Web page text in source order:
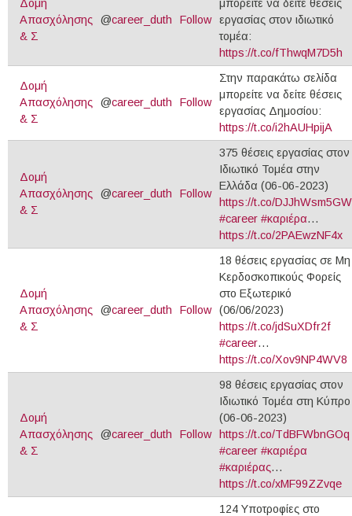
Δομή
Απασχόλησης
& Σ
@career_duth Follow
μπορείτε να δείτε θέσεις
εργασίας στον ιδιωτικό
τομέα:
https://t.co/fThwqM7D5h
Δομή
Απασχόλησης
& Σ
@career_duth Follow
Στην παρακάτω σελίδα
μπορείτε να δείτε θέσεις
εργασίας Δημοσίου:
https://t.co/i2hAUHpijA
Δομή
Απασχόλησης
& Σ
@career_duth Follow
375 θέσεις εργασίας στον
Ιδιωτικό Τομέα στην
Ελλάδα (06-06-2023)
https://t.co/DJJhWsm5GW
#career #καριέρα…
https://t.co/2PAEwzNF4x
Δομή
Απασχόλησης
& Σ
@career_duth Follow
18 θέσεις εργασίας σε Μη
Κερδοσκοπικούς Φορείς
στο Εξωτερικό
(06/06/2023)
https://t.co/jdSuXDfr2f
#career…
https://t.co/Xov9NP4WV8
Δομή
Απασχόλησης
& Σ
@career_duth Follow
98 θέσεις εργασίας στον
Ιδιωτικό Τομέα στη Κύπρο
(06-06-2023)
https://t.co/TdBFWbnGOq
#career #καριέρα
#καριέρας…
https://t.co/xMF99ZZvqe
124 Υποτροφίες στο